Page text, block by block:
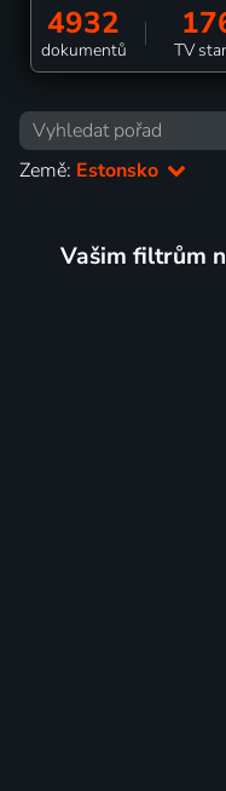
4932
dokumentů TV
Země: Estonsko
Vašim filtrům